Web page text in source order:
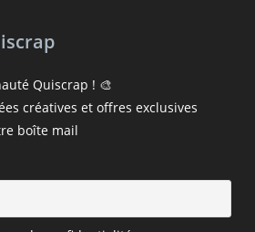
Quiscrap ! 🎨
créatives et offres exclusives
boîte mail